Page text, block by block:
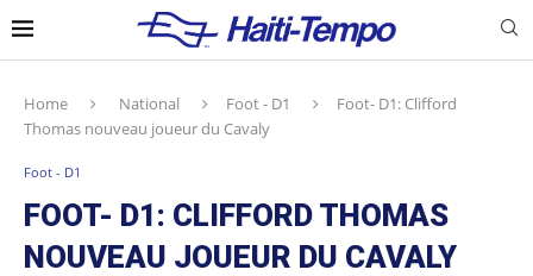
Home National Foot - D1
Foot- D1: Clifford
Thomas nouveau joueur du Cavaly
Foot - D1
FOOT- D1: CLIFFORD THOMAS
NOUVEAU JOUEUR DU CAVALY